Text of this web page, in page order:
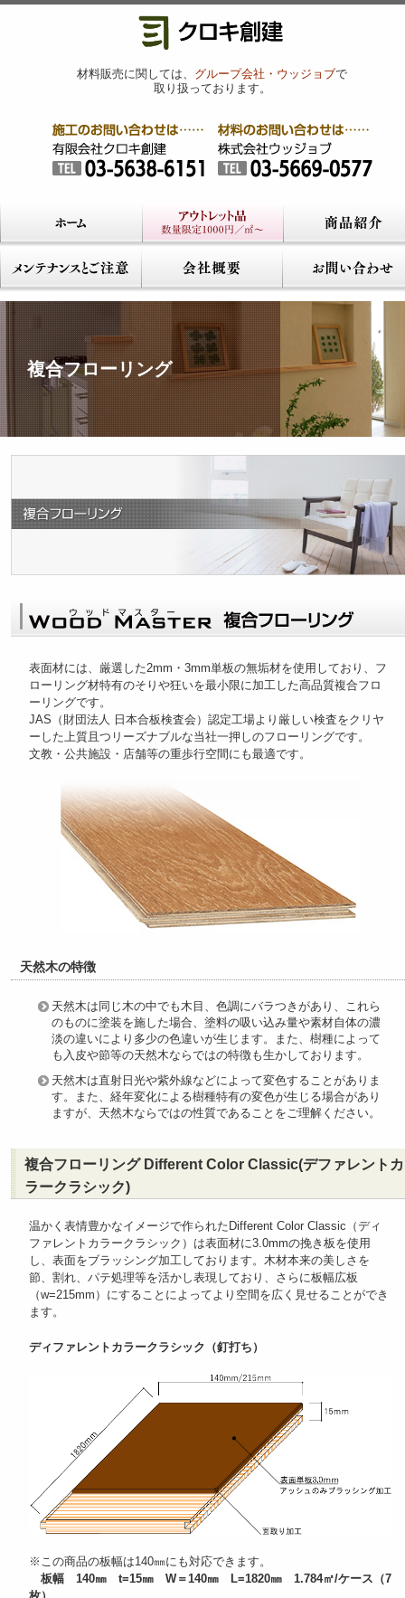
材料販売に関しては、 グループ会社・ウッジョブで
取り扱っております。
複合フローリング
表面材には、厳選した2mm・3mm単板の無垢材を使用しており、フ
ローリング材特有のそりや狂いを最小限に加工した高品質複合フロ
ーリングです。
JAS（財団法人 日本合板検査会）認定工場より厳しい検査をクリヤ
ーした上質且つリーズナブルな当社一押しのフローリングです。
文教・公共施設・店舗等の重歩行空間にも最適です。
天然木の特徴
天然木は同じ木の中でも木目、色調にバラつきがあり、これら
のものに塗装を施した場合、塗料の吸い込み量や素材自体の濃
淡の違いにより多少の色違いが生じます。また、樹種によって
も入皮や節等の天然木ならではの特徴も生かしております。
天然木は直射日光や紫外線などによって変色することがありま
す。また、経年変化による樹種特有の変色が生じる場合があり
ますが、天然木ならではの性質であることをご理解ください。
複合フローリング Different Color Classic(デファレントカ
ラークラシック)
温かく表情豊かなイメージで作られたDifferent Color Classic（ディ
ファレントカラークラシック）は表面材に3.0mmの挽き板を使用
し、表面をブラッシング加工しております。木材本来の美しさを
節、割れ、パテ処理等を活かし表現しており、さらに板幅広板
（w=215mm）にすることによってより空間を広く見せることができ
ます。
ディファレントカラークラシック（釘打ち）
※この商品の板幅は140㎜にも対応できます。
板幅 140㎜ t=15㎜ W＝140㎜ L=1820㎜ 1.784㎡/ケース（7